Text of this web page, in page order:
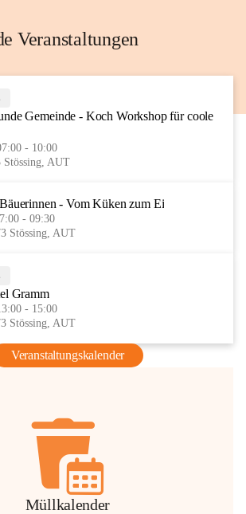
Veranstaltungen
AUG
Gemeinde - Koch Workshop für coole
- 10:00
Stössing, AUT
- Vom Küken zum Ei
- 09:30
Stössing, AUT
Gramm
- 15:00
Stössing, AUT
Veranstaltungskalender
Müllkalender